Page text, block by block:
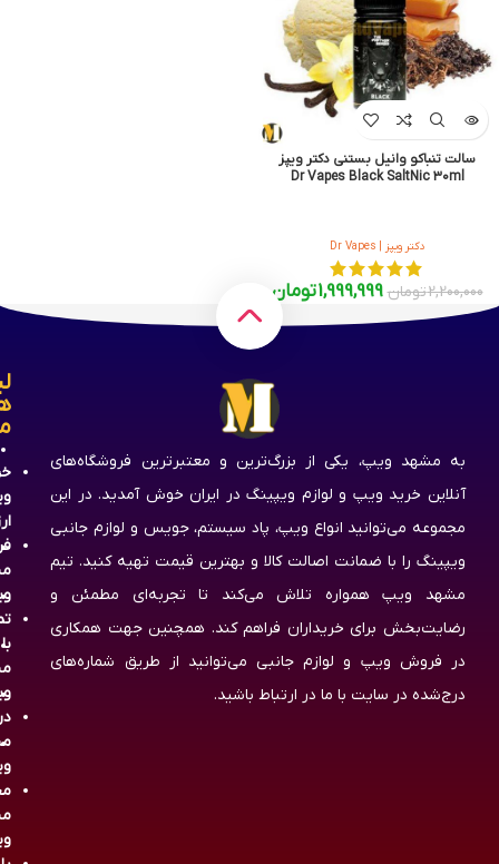
سالت تنباکو وانیل بستنی دکتر ویپز
Dr Vapes Black SaltNic 30ml
دکتر ویپز | Dr Vapes
2,200,000تومان 1,999,999تومان
به مشهد ویپ، یکی از بزرگ‌ترین و معتبرترین فروشگاه‌های
آنلاین خرید ویپ و لوازم ویپینگ در ایران خوش آمدید. در این
مجموعه می‌توانید انواع ویپ، پاد سیستم، جویس و لوازم جانبی
ویپینگ را با ضمانت اصالت کالا و بهترین قیمت تهیه کنید. تیم
مشهد ویپ همواره تلاش می‌کند تا تجربه‌ای مطمئن و
رضایت‌بخش برای خریداران فراهم کند. همچنین جهت همکاری
در فروش ویپ و لوازم جانبی می‌توانید از طریق شماره‌های
درج‌شده در سایت با ما در ارتباط باشید.
با